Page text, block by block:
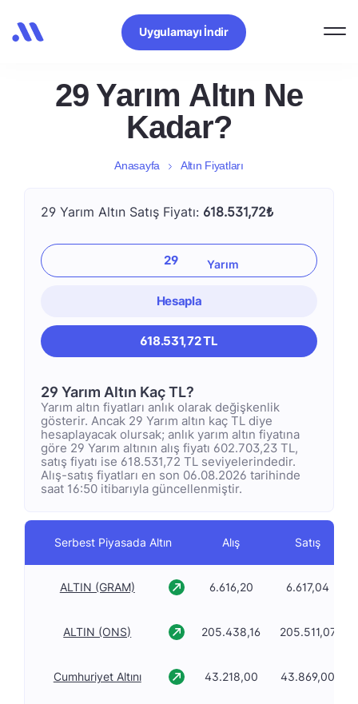
Uygulamayı İndir
29 Yarım Altın Ne
Kadar?
Anasayfa Altın Fiyatları
29 Yarım Altın Satış Fiyatı: 618.531,72₺
Hesapla
618.531,72 TL
29 Yarım Altın Kaç TL?
Yarım altın fiyatları anlık olarak değişkenlik
gösterir. Ancak 29 Yarım altın kaç TL diye
hesaplayacak olursak; anlık yarım altın fiyatına
göre 29 Yarım altının alış fiyatı 602.703,23 TL,
satış fiyatı ise 618.531,72 TL seviyelerindedir.
Alış-satış fiyatları en son 06.08.2026 tarihinde
saat 16:50 itibarıyla güncellenmiştir.
Serbest Piyasada Altın Alış Satış
ALTIN (GRAM) 6.616,20 6.617,04
ALTIN (ONS) 205.438,16 205.511,07
Cumhuriyet Altını 43.218,00 43.869,00